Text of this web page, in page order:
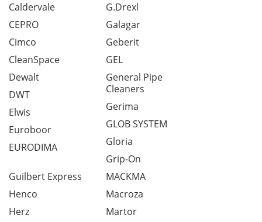
Caldervale
CEPRO
Cimco
CleanSpace
Dewalt
DWT
Elwis
Euroboor
EURODIMA
G.Drexl
Galagar
Geberit
GEL
General Pipe
Cleaners
Gerima
GLOB SYSTEM
Gloria
Grip-On
Guilbert Express
Henco
Herz
MACKMA
Macroza
Martor